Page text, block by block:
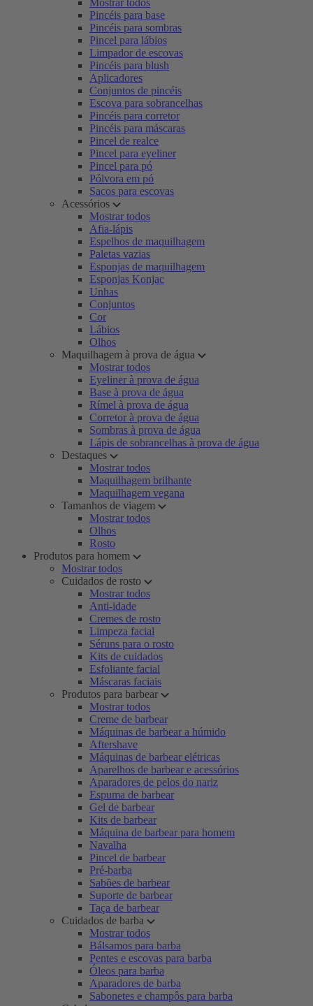
Mostrar todos
Pincéis para base
Pincéis para sombras
Pincel para lábios
Limpador de escovas
Pincéis para blush
Aplicadores
Conjuntos de pincéis
Escova para sobrancelhas
Pincéis para corretor
Pincéis para máscaras
Pincel de realce
Pincel para eyeliner
Pincel para pó
Pólvora em pó
Sacos para escovas
Acessórios
Mostrar todos
Afia-lápis
Espelhos de maquilhagem
Paletas vazias
Esponjas de maquilhagem
Esponjas Konjac
Unhas
Conjuntos
Cor
Lábios
Olhos
Maquilhagem à prova de água
Mostrar todos
Eyeliner à prova de água
Base à prova de água
Rímel à prova de água
Corretor à prova de água
Sombras à prova de água
Lápis de sobrancelhas à prova de água
Destaques
Mostrar todos
Maquilhagem brilhante
Maquilhagem vegana
Tamanhos de viagem
Mostrar todos
Olhos
Rosto
Produtos para homem
Mostrar todos
Cuidados de rosto
Mostrar todos
Anti-idade
Cremes de rosto
Limpeza facial
Séruns para o rosto
Kits de cuidados
Esfoliante facial
Máscaras faciais
Produtos para barbear
Mostrar todos
Creme de barbear
Máquinas de barbear a húmido
Aftershave
Máquinas de barbear elétricas
Aparelhos de barbear e acessórios
Aparadores de pelos do nariz
Espuma de barbear
Gel de barbear
Kits de barbear
Máquina de barbear para homem
Navalha
Pincel de barbear
Pré-barba
Sabões de barbear
Suporte de barbear
Taça de barbear
Cuidados de barba
Mostrar todos
Bálsamos para barba
Pentes e escovas para barba
Óleos para barba
Aparadores de barba
Sabonetes e champôs para barba